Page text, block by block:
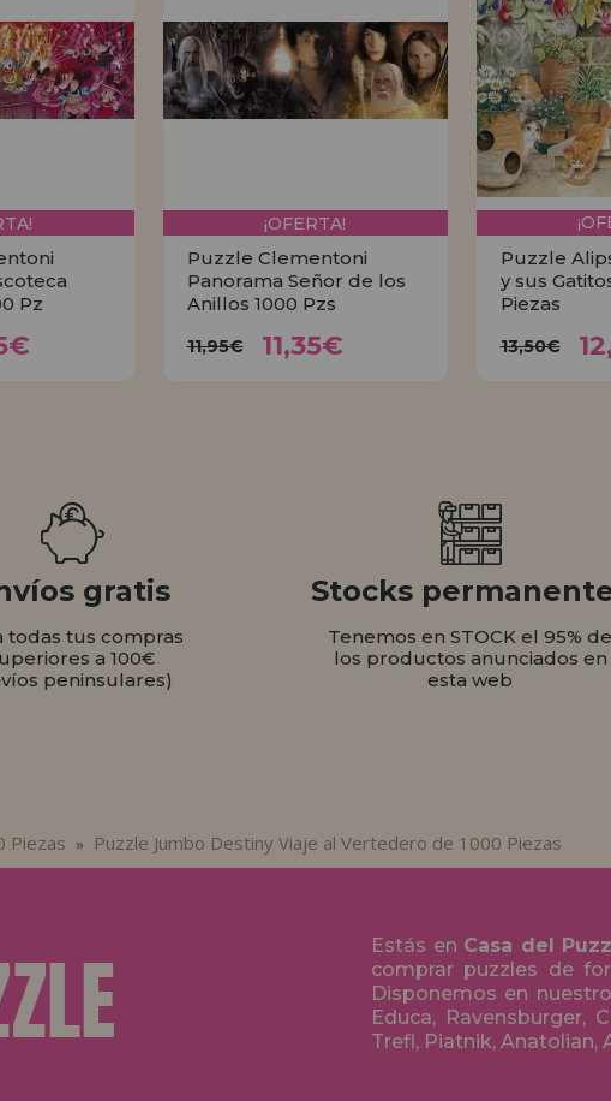
Pz
¡OFERTA!
Puzzle Clementoni
Panorama Señor de los
Anillos 1000 Pzs
11,95€ 11,35€
Puzzle
y sus
Piezas
13,50€
gratis
todas tus compras
a 100€
peninsulares)
Stocks
Tenemos en STOCK el 95% de
los productos anunciados en
esta web
Piezas » Puzzle Jumbo Destiny Viaje al Vertedero de 1000 Piezas
Estás en Casa del
comprar puzzles de
Disponemos en
Educa, Ravensburger,
Trefl, Piatnik, Anatolian,